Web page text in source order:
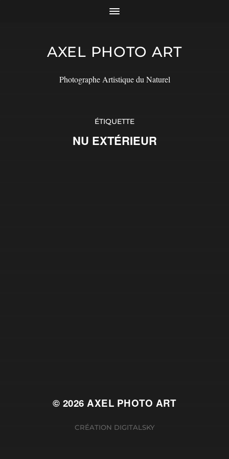
AXEL PHOTO ART
Photographe Artistique du Naturel
ÉTIQUETTE
NU EXTÉRIEUR
© 2026AXEL PHOTO ART
CRÉATION DIGITALSKY